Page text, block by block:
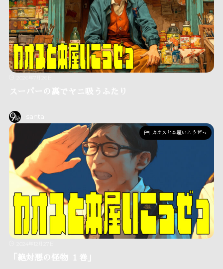
スーパーの裏でヤニ吸うふたり
santa
カオスと本屋いこうぜっ
「絶対悪の怪物 １巻」